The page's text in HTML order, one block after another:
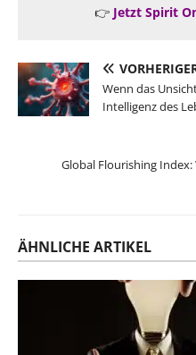
👉 Jetzt Spirit
Wenn das
Intelligenz des
Global Flourishing
ÄHNLICHE ARTIKEL